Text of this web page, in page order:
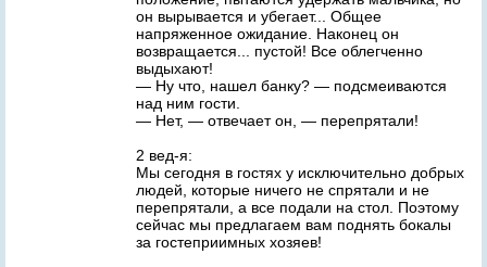
он вырывается и убегает... Общее
напряженное ожидание. Наконец он
возвращается... пустой! Все облегченно
выдыхают!
— Ну что, нашел банку? — подсмеиваются
над ним гости.
— Нет, — отвечает он, — перепрятали!
2 вед-я:
Мы сегодня в гостях у исключительно добрых
людей, которые ничего не спрятали и не
перепрятали, а все подали на стол. Поэтому
сейчас мы предлагаем вам поднять бокалы
за гостеприимных хозяев!